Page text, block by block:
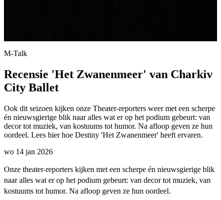
M-Talk
Recensie 'Het Zwanenmeer' van Charkiv
City Ballet
Ook dit seizoen kijken onze Theater-reporters weer met een scherpe
én nieuwsgierige blik naar alles wat er op het podium gebeurt: van
decor tot muziek, van kostuums tot humor. Na afloop geven ze hun
oordeel. Lees hier hoe Destiny 'Het Zwanenmeer' heeft ervaren.
wo 14 jan 2026
Onze theater-reporters kijken met een scherpe én nieuwsgierige blik
naar alles wat er op het podium gebeurt: van decor tot muziek, van
kostuums tot humor. Na afloop geven ze hun oordeel.